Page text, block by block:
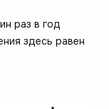
раз в год
здесь равен